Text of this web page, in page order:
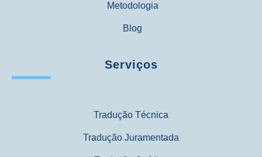
Metodologia
Blog
Serviços
Tradução Técnica
Tradução Juramentada